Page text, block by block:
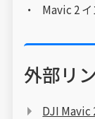
Mavic 2
外部リ
DJI Mavic